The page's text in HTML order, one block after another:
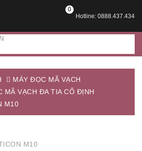
Hotline: 0888.437.434
0
MÁY ĐỌC MÃ VẠCH
MÃ VẠCH ĐA TIA CỐ ĐỊNH
M10